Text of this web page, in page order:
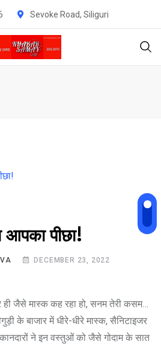
Sevoke Road, Siliguri
आपका पीछा!
DECEMBER 23, 2022
ही जैसे मास्क कह रहा हो, सनम तेरी कसम…
के बाजार में धीरे-धीरे मास्क, सैनिटाइजर
ने इन वस्तुओं को जैसे गोदाम के सात